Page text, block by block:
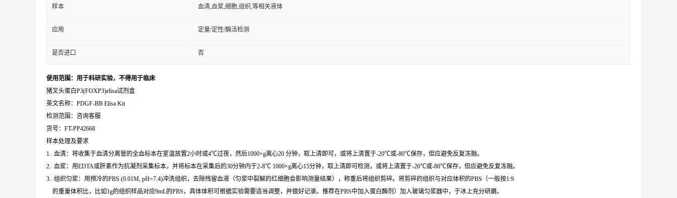
样本 血清,血浆,细胞,组织,等相关液体
应用 定量/定性/酶活检测
是否进口 否
使用范围：用于科研实验，不得用于临床
猪叉头蛋白P3(FOXP3)elisa试剂盒
英文名称：PDGF-BB Elisa Kit
检测范围：咨询客服
货号：FT-PP42668
样本处理及要求
1. 血清：将收集于血清分离管的全血标本在室温放置2小时或4℃过夜，然后1000×g离心20 分钟，取上清即可，或将上清置于-20℃或-80℃保存，但应避免反复冻融。
2. 血浆：用EDTA或肝素作为抗凝剂采集标本，并将标本在采集后的30分钟内于2-8℃ 1000×g离心15分钟，取上清即可检测，或将上清置于-20℃或-80℃保存，但应避免反复冻融。
3. 组织匀浆：用预冷的PBS (0.01M, pH=7.4)冲洗组织，去除残留血液（匀浆中裂解的红细胞会影响测量结果），称重后将组织剪碎。将剪碎的组织与对应体积的PBS（一般按1:9
的重量体积比，比如1g的组织样品对应9mL的PBS，具体体积可根据实验需要适当调整，并做好记录。推荐在PBS中加入蛋白酶剂）加入玻璃匀浆器中，于冰上充分研磨。